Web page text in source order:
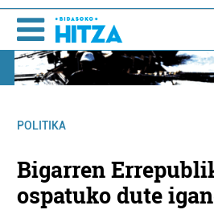
POLITIKA
Bigarren
ospatuko dute